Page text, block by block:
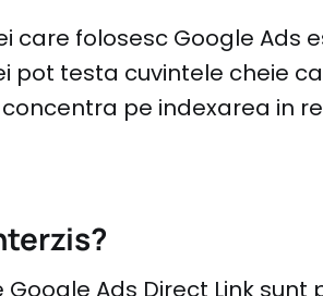
care folosesc Google Ads
pot testa cuvintele cheie
pe indexarea in
Ads Direct Link sunt